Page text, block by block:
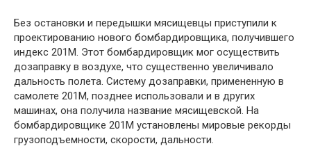
Без остановки и передышки мясищевцы приступили к
проектированию нового бомбардировщика, получившего
индекс 201М. Этот бомбардировщик мог осуществить
дозаправку в воздухе, что существенно увеличивало
дальность полета. Систему дозаправки, примененную в
самолете 201М, позднее использовали и в других
машинах, она получила название мясищевской. На
бомбардировщике 201М установлены мировые рекорды
грузоподъемности, скорости, дальности.